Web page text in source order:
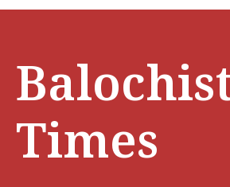
Times